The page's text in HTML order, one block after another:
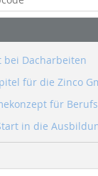
bei Dacharbeiten
für die Zinco
für
in die